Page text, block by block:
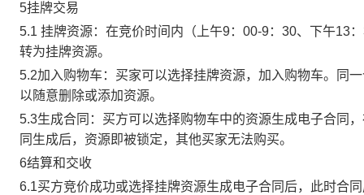
5挂牌交易
5.1 挂牌资源：在竞价时间内（上午9：00-9：30、下午13
转为挂牌资源。
5.2加入购物车：买家可以选择挂牌资源，加入购物车。同
以随意删除或添加资源。
5.3生成合同：买方可以选择购物车中的资源生成电子合同
同生成后，资源即被锁定，其他买家无法购买。
6结算和交收
6.1买方竞价成功或选择挂牌资源生成电子合同后，此时合